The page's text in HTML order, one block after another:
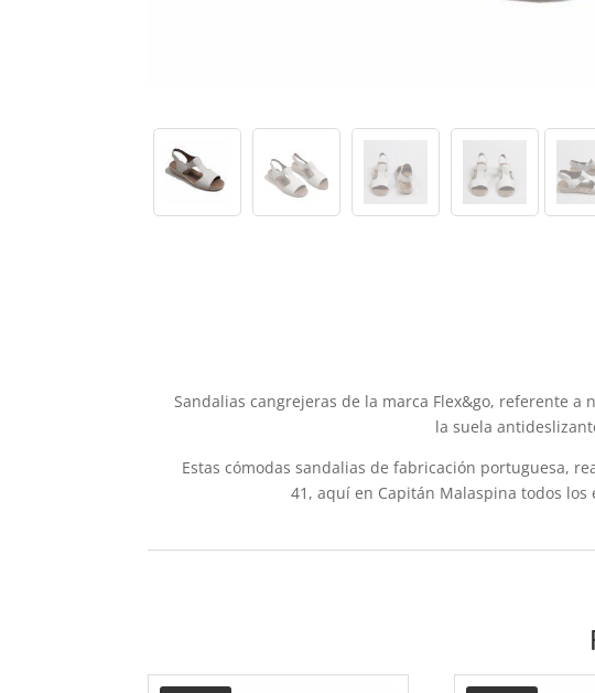
Sandalias cangrejeras de la marca Flex&go, referente
la suela
Estas cómodas sandalias de fabricación portuguesa,
41, aquí en Capitán Malaspina todos